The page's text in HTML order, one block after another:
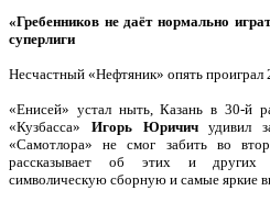
«Гребенников не даёт нормально
суперлиги
Несчастный «Нефтяник» опять проиграл
«Енисей» устал ныть, Казань в 30-й
«Кузбасса» Игорь Юричичудивил
«Самотлора» не смог забить во
рассказывает об этих и других
символическую сборную и самые яркие